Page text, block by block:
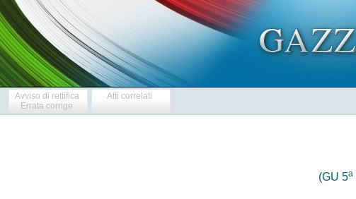
Avviso di rettifica
Errata corrige
Atti correlati
(GU 5a